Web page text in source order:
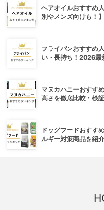
ヘアオイルおすすめ
別やメンズ向けも！】
フライパンおすすめ
い・長持ち！2026最
マヌカハニーおすす
高さを徹底比較・検証
ドッグフードおすす
ルギー対策商品を紹介